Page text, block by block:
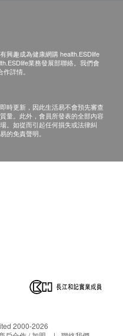
興趣成為健康網購 health.ESDlife
業務發展部聯絡。我們會
詳情。
時更新，因此生活易不會預先審查
量。此外，會員所發表的全部內容
。如從而引起任何損失或法律糾
的免責聲明。
2000-2026